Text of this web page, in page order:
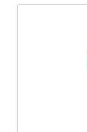
Bus
Accès